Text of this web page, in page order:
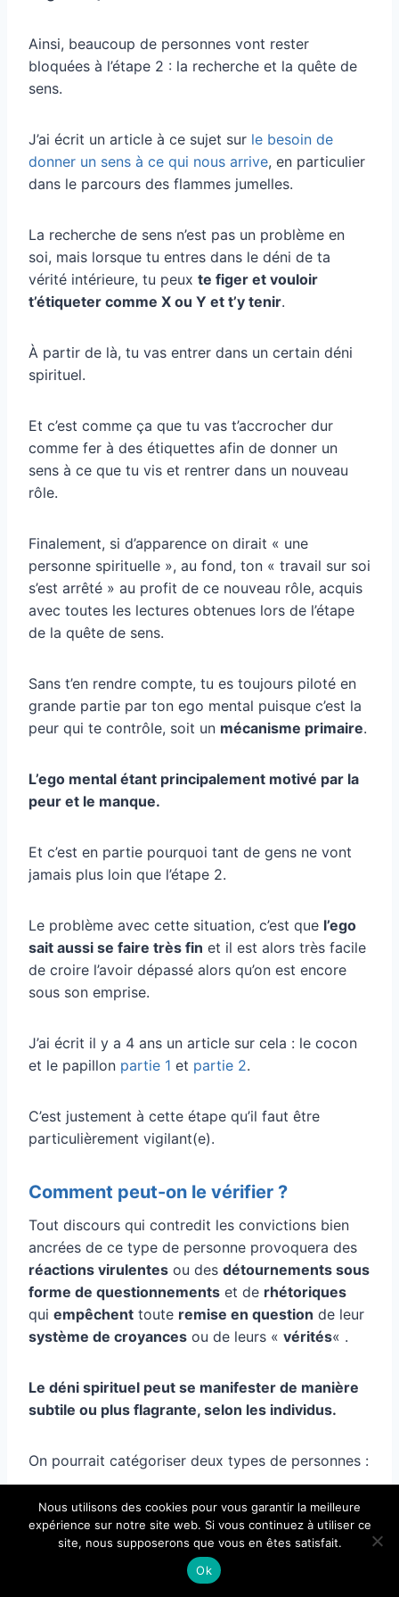
Ainsi, beaucoup de personnes vont rester
bloquées à l’étape 2 : la recherche et la quête de
sens.
J’ai écrit un article à ce sujet sur le besoin de
donner un sens à ce qui nous arrive, en particulier
dans le parcours des flammes jumelles.
La recherche de sens n’est pas un problème en
soi, mais lorsque tu entres dans le déni de ta
vérité intérieure, tu peux te figer et vouloir
t’étiqueter comme X ou Y et t’y tenir.
À partir de là, tu vas entrer dans un certain déni
spirituel.
Et c’est comme ça que tu vas t’accrocher dur
comme fer à des étiquettes afin de donner un
sens à ce que tu vis et rentrer dans un nouveau
rôle.
Finalement, si d’apparence on dirait « une
personne spirituelle », au fond, ton « travail sur soi
s’est arrêté » au profit de ce nouveau rôle, acquis
avec toutes les lectures obtenues lors de l’étape
de la quête de sens.
Sans t’en rendre compte, tu es toujours piloté en
grande partie par ton ego mental puisque c’est la
peur qui te contrôle, soit un mécanisme primaire.
L’ego mental étant principalement motivé par la
peur et le manque.
Et c’est en partie pourquoi tant de gens ne vont
jamais plus loin que l’étape 2.
Le problème avec cette situation, c’est que l’ego
sait aussi se faire très fin et il est alors très facile
de croire l’avoir dépassé alors qu’on est encore
sous son emprise.
J’ai écrit il y a 4 ans un article sur cela : le cocon
et le papillon partie 1 et partie 2.
C’est justement à cette étape qu’il faut être
particulièrement vigilant(e).
Comment peut-on le vérifier ?
Tout discours qui contredit les convictions bien
ancrées de ce type de personne provoquera des
réactions virulentes ou des détournements sous
forme de questionnements et de rhétoriques
qui empêchent toute remise en question de leur
système de croyances ou de leurs « vérités« .
Le déni spirituel peut se manifester de manière
subtile ou plus flagrante, selon les individus.
On pourrait catégoriser deux types de personnes :
Les créateurs de contenu.
Les consommateurs de contenu.
Voici quelques critères comportementaux du déni
Nous utilisons des cookies pour vous garantir la meilleure
expérience sur notre site web. Si vous continuez à utiliser ce
site, nous supposerons que vous en êtes satisfait.
Ok